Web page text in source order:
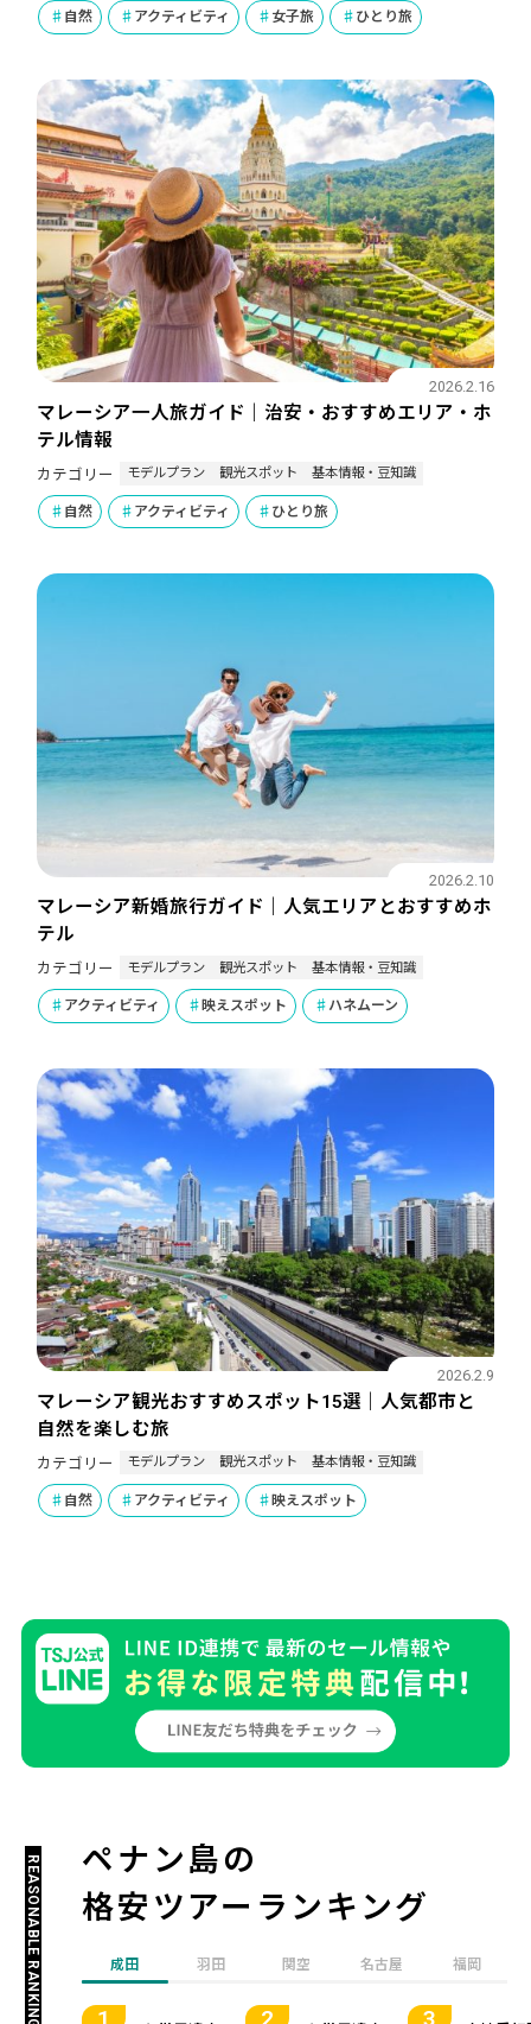
自然 アクティビティ 女子旅 ひとり旅
マレーシア一人旅ガイド｜治安・おすすめエリア・ホ
テル情報
2026.2.16
カテゴリー モデルプラン 観光スポット 基本情報・豆知識
自然 アクティビティ ひとり旅
マレーシア新婚旅行ガイド｜人気エリアとおすすめホ
テル
2026.2.10
カテゴリー モデルプラン 観光スポット 基本情報・豆知識
アクティビティ 映えスポット ハネムーン
マレーシア観光おすすめスポット15選｜人気都市と
自然を楽しむ旅
2026.2.9
カテゴリー モデルプラン 観光スポット 基本情報・豆知識
自然 アクティビティ 映えスポット
ペナン島の
格安ツアーランキング
REASONABLE RANKING 成田 羽田 関空 名古屋 福岡